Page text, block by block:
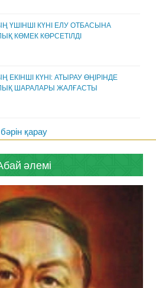
ҮШІНШІ КҮНІ ЕЛУ ОТБАСЫНА
КӨМЕК КӨРСЕТІЛДІ
ЕКІНШІ КҮНІ: АТЫРАУ ӨҢІРІНДЕ
ШАРАЛАРЫ ЖАЛҒАСТЫ
бәрін қарау
әлемі